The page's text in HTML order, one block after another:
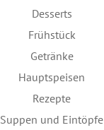
Desserts
Frühstück
Getränke
Hauptspeisen
Rezepte
Suppen und Eintöpfe